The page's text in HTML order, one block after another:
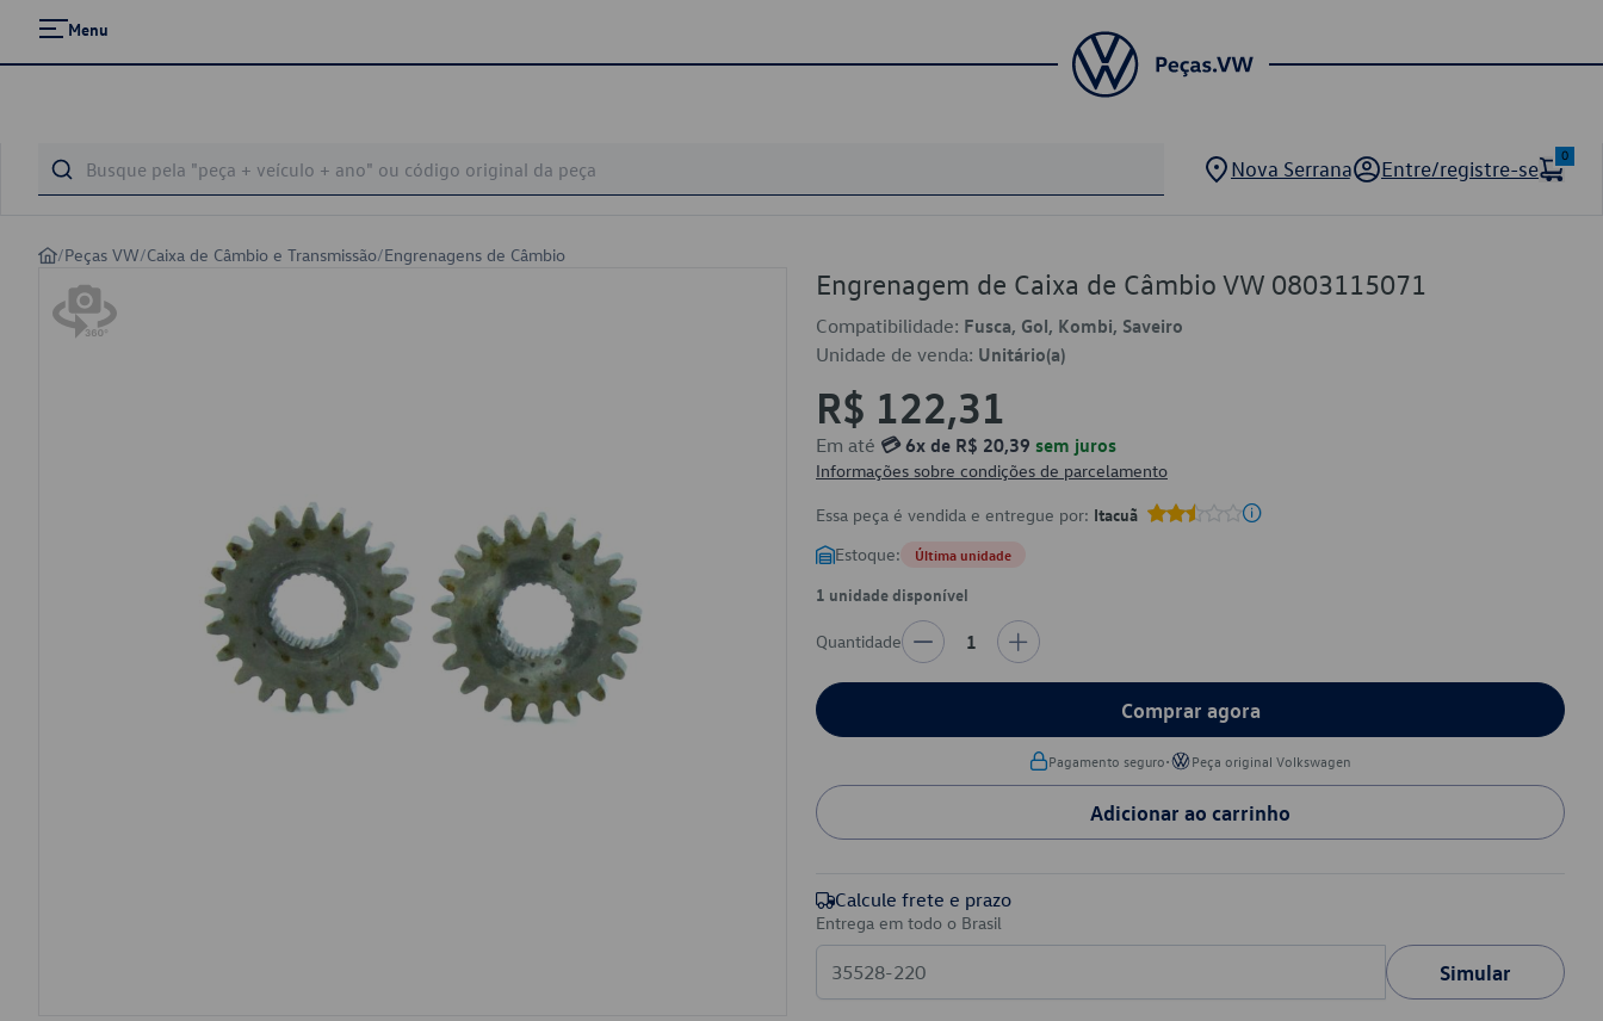
Menu
Nova Serrana Entre/registre-se
0
/Peças VW/Caixa de Câmbio e Transmissão/Engrenagens de Câmbio
Engrenagem de Caixa de Câmbio VW 0803115071
Compatibilidade: Fusca, Gol, Kombi, Saveiro
Unidade de venda: Unitário(a)
R$ 122,31
Em até 💳 6x de R$ 20,39 sem juros
Informações sobre condições de parcelamento
Essa peça é vendida e entregue por: Itacuã
Estoque: Última unidade
1 unidade disponível
Quantidade 1
Comprar agora
Pagamento seguro• Peça original Volkswagen
Adicionar ao carrinho
Calcule frete e prazo
Entrega em todo o Brasil
Simular